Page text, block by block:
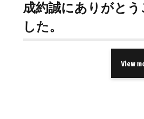
成約誠にありがとう
した。
View